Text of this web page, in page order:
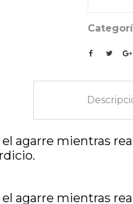
agarre mientras
agarre mientras